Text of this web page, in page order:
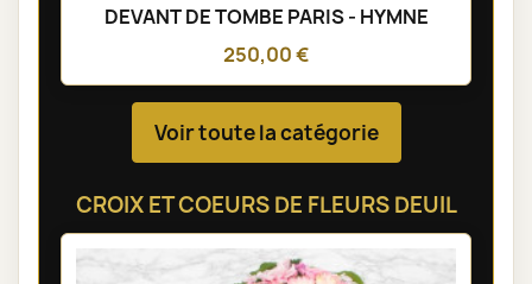
DEVANT DE TOMBE PARIS - HYMNE
250,00 €
Voir toute la catégorie
CROIX ET COEURS DE FLEURS DEUIL